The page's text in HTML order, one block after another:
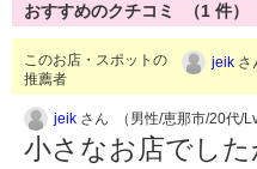
おすすめのクチコミ （1 件）
このお店・スポットの
推薦者
jeik さ
jeik さん （男性/恵那市/20代/
小さなお店でし